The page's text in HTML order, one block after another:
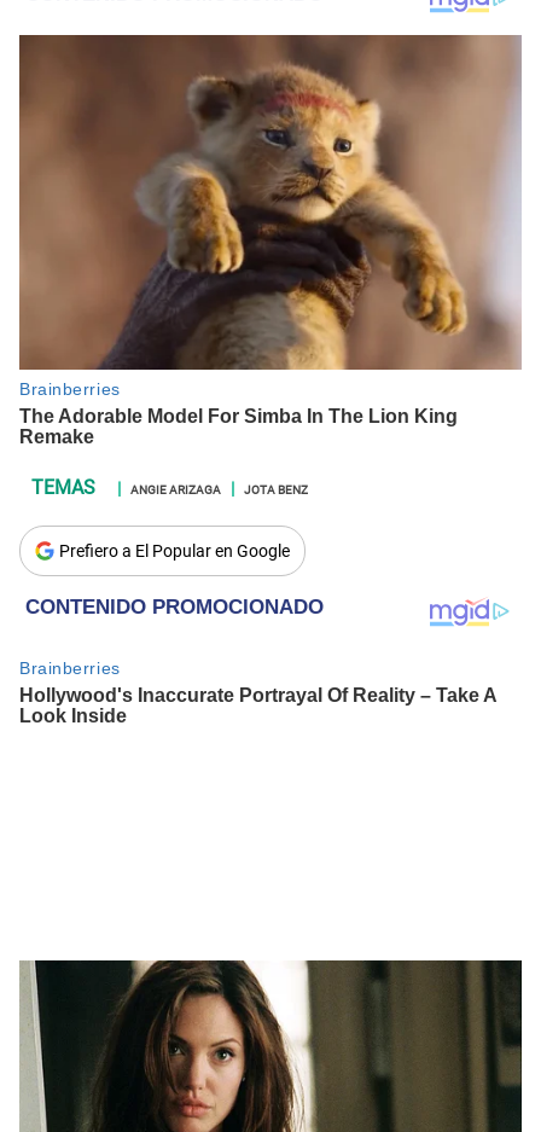
ANGIE ARIZAGA JOTA BENZ
Prefiero a El Popular en Google